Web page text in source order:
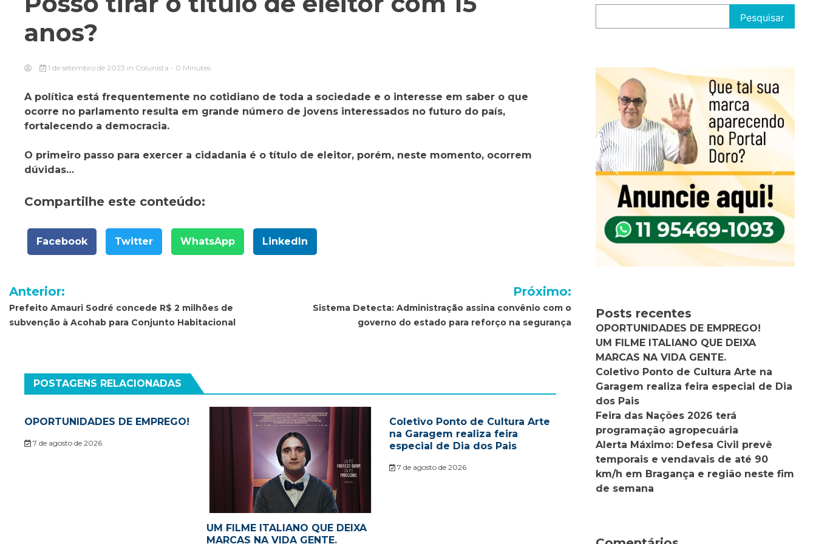
anos?
1 de setembro de 2023 in Colunista - 0 Minutes
A política está frequentemente no cotidiano de toda a sociedade e o interesse em saber o que
ocorre no parlamento resulta em grande número de jovens interessados no futuro do país,
fortalecendo a democracia.
O primeiro passo para exercer a cidadania é o título de eleitor, porém, neste momento, ocorrem
dúvidas…
Compartilhe este conteúdo:
Facebook Twitter WhatsApp LinkedIn
Navegação
de
Post
Anterior:
Prefeito Amauri Sodré concede R$ 2 milhões de
subvenção à Acohab para Conjunto Habitacional
Próximo:
Sistema Detecta: Administração assina convênio com o
governo do estado para reforço na segurança
POSTAGENS RELACIONADAS
OPORTUNIDADES DE EMPREGO!
7 de agosto de 2026
UM FILME ITALIANO QUE DEIXA
MARCAS NA VIDA GENTE.
Coletivo Ponto de Cultura Arte
na Garagem realiza feira
especial de Dia dos Pais
7 de agosto de 2026
Pesquisar
Posts recentes
OPORTUNIDADES DE EMPREGO!
UM FILME ITALIANO QUE DEIXA
MARCAS NA VIDA GENTE.
Coletivo Ponto de Cultura Arte na
Garagem realiza feira especial de Dia
dos Pais
Feira das Nações 2026 terá
programação agropecuária
Alerta Máximo: Defesa Civil prevê
temporais e vendavais de até 90
km/h em Bragança e região neste fim
de semana